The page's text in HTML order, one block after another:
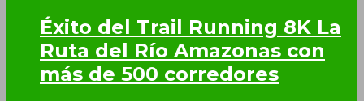
Éxito del Trail Running 8K La
Ruta del Río Amazonas con
más de 500 corredores